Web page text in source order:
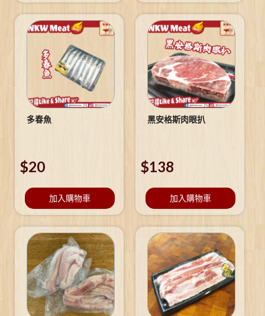
多春魚
$20
加入購物車
黑安格斯肉眼扒
$138
加入購物車